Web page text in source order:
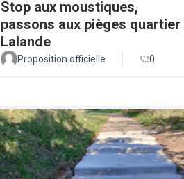
Stop aux moustiques,
passons aux pièges quartier
Lalande
Proposition officielle 0